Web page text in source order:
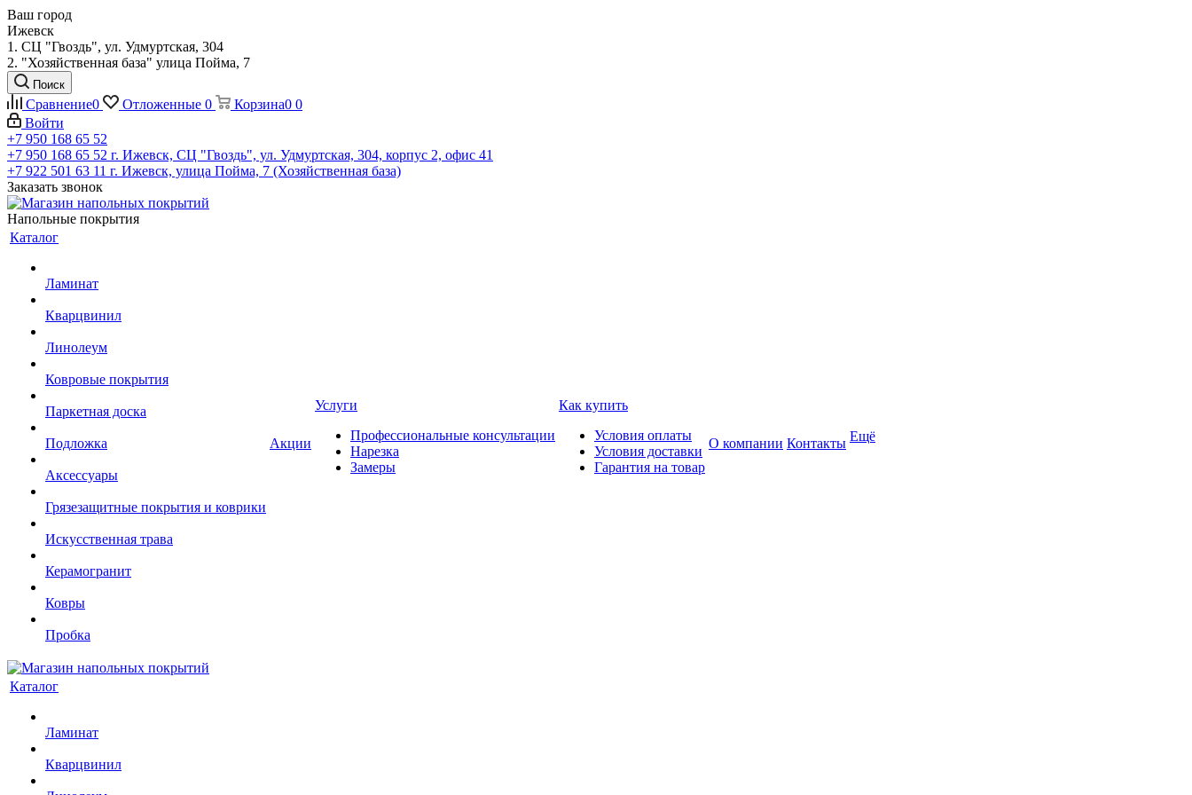
Ваш город
Ижевск
1. СЦ "Гвоздь", ул. Удмуртская, 304
2. "Хозяйственная база" улица Пойма, 7
Поиск
Сравнение0 Отложенные 0 Корзина0 0
Войти
+7 950 168 65 52
+7 950 168 65 52 г. Ижевск, СЦ "Гвоздь", ул. Удмуртская, 304, корпус 2, офис 41
+7 922 501 63 11 г. Ижевск, улица Пойма, 7 (Хозяйственная база)
Заказать звонок
Напольные покрытия
Каталог
Ламинат
Кварцвинил
Линолеум
Ковровые покрытия
Паркетная доска
Подложка
Аксессуары
Грязезащитные покрытия и коврики
Искусственная трава
Керамогранит
Ковры
Пробка
Акции
Услуги
Профессиональные консультации
Нарезка
Замеры
Как купить
Условия оплаты
Условия доставки
Гарантия на товар
О компании Контакты Ещё
Каталог
Ламинат
Кварцвинил